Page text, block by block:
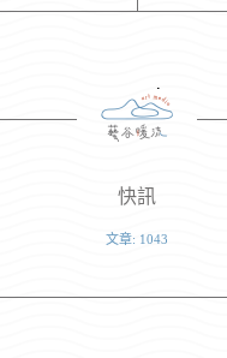
快訊
文章: 1043